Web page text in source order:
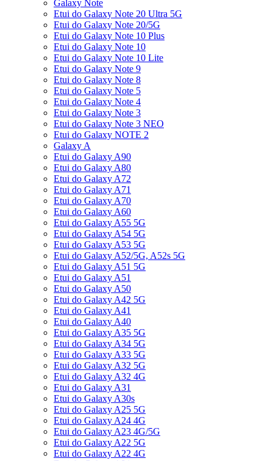
Galaxy Note
Etui do Galaxy Note 20 Ultra 5G
Etui do Galaxy Note 20/5G
Etui do Galaxy Note 10 Plus
Etui do Galaxy Note 10
Etui do Galaxy Note 10 Lite
Etui do Galaxy Note 9
Etui do Galaxy Note 8
Etui do Galaxy Note 5
Etui do Galaxy Note 4
Etui do Galaxy Note 3
Etui do Galaxy Note 3 NEO
Etui do Galaxy NOTE 2
Galaxy A
Etui do Galaxy A90
Etui do Galaxy A80
Etui do Galaxy A72
Etui do Galaxy A71
Etui do Galaxy A70
Etui do Galaxy A60
Etui do Galaxy A55 5G
Etui do Galaxy A54 5G
Etui do Galaxy A53 5G
Etui do Galaxy A52/5G, A52s 5G
Etui do Galaxy A51 5G
Etui do Galaxy A51
Etui do Galaxy A50
Etui do Galaxy A42 5G
Etui do Galaxy A41
Etui do Galaxy A40
Etui do Galaxy A35 5G
Etui do Galaxy A34 5G
Etui do Galaxy A33 5G
Etui do Galaxy A32 5G
Etui do Galaxy A32 4G
Etui do Galaxy A31
Etui do Galaxy A30s
Etui do Galaxy A25 5G
Etui do Galaxy A24 4G
Etui do Galaxy A23 4G/5G
Etui do Galaxy A22 5G
Etui do Galaxy A22 4G